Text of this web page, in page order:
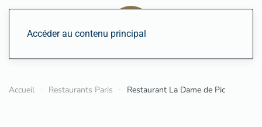
Accéder au contenu principal
Accueil Restaurants Paris Restaurant La Dame de Pic